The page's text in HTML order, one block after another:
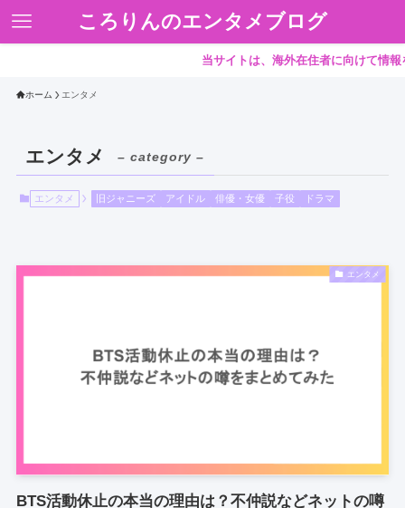
ころりんのエンタメブログ
当サイトは、海外在住者に向けて情報を発
ホーム エンタメ
エンタメ – category –
エンタメ 旧ジャニーズ アイドル 俳優・女優 子役 ドラマ
エンタメ
BTS活動休止の本当の理由は？不仲説などネットの噂